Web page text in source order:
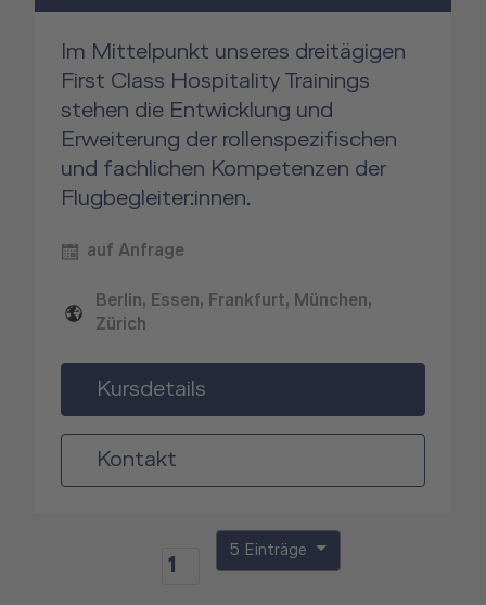
Im Mittelpunkt unseres dreitägigen
First Class Hospitality Trainings
stehen die Entwicklung und
Erweiterung der rollenspezifischen
und fachlichen Kompetenzen der
Flugbegleiter:innen.
auf Anfrage
Berlin, Essen, Frankfurt, München,
Zürich
Kursdetails
Kontakt
1
5 Einträge